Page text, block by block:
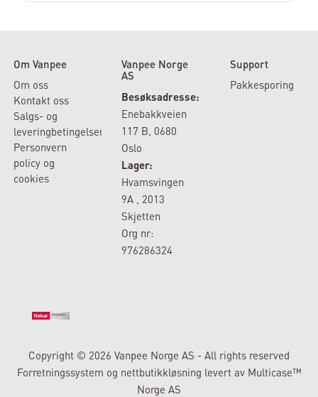
Om Vanpee
Om oss
Kontakt oss
Salgs- og
leveringbetingelser
Personvern
policy og
cookies
Vanpee Norge
AS
Besøksadresse:
Enebakkveien
117 B, 0680
Oslo
Lager:
Hvamsvingen
9A , 2013
Skjetten
Org nr:
976286324
Support
Pakkesporing
Copyright © 2026 Vanpee Norge AS - All rights reserved
Forretningssystem og nettbutikkløsning levert av Multicase™
Norge AS